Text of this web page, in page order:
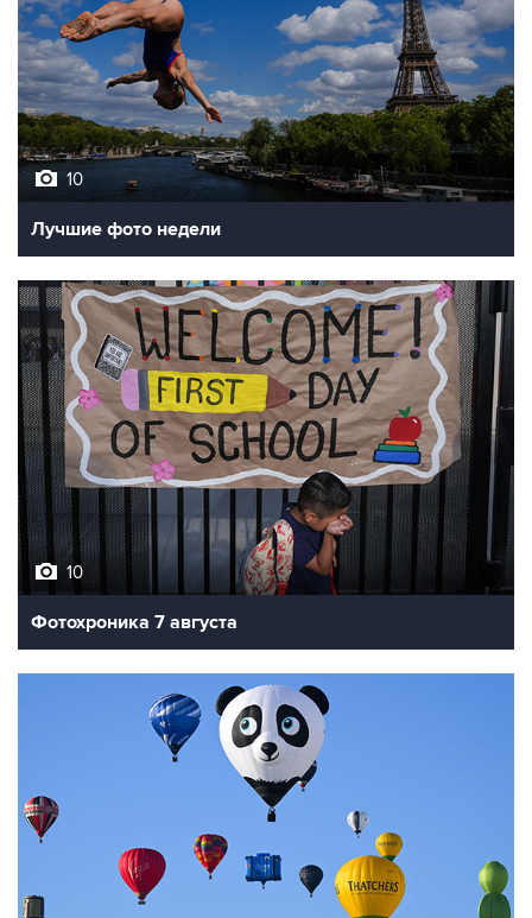
10
Лучшие фото недели
10
Фотохроника 7 августа